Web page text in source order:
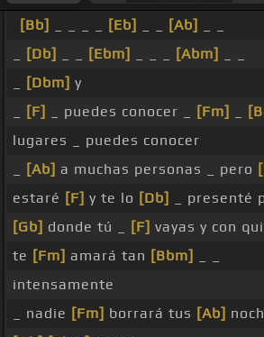
[Bb] [Eb] [Ab]
[Db] [Ebm] [Abm]
[Dbm] y
[F] _ puedes conocer _ [Fm]
lugares _ puedes conocer
[Ab] a muchas personas _ pero
estaré [F] y te lo [Db]
_ presenté
[Gb] donde tú _ [F] vayas y con
te [Fm] amará tan [Bbm]
intensamente
_ nadie [Fm] borrará tus [Ab]